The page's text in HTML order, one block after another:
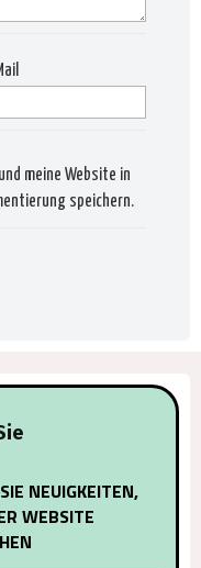
meine Website in
speichern.
NEUIGKEITEN,
WEBSITE